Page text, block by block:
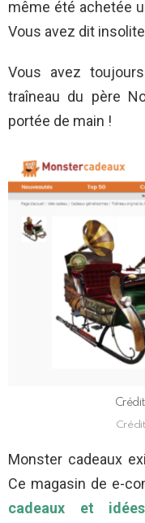
même été achetée
Vous avez dit
Vous avez
traîneau du père
portée de main !
Monster cadeaux
Ce magasin de e-
cadeaux et